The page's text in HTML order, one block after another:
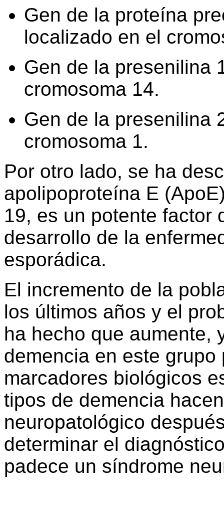
Gen de la proteína
localizado en el
Gen de la presenilina
cromosoma 14.
Gen de la presenilina
cromosoma 1.
Por otro lado, se ha
apolipoproteína E
19, es un potente factor
desarrollo de la
esporádica.
El incremento de la
los últimos años y el
ha hecho que aumente,
demencia en este
marcadores biológicos
tipos de demencia
neuropatológico
determinar el
padece un síndrome